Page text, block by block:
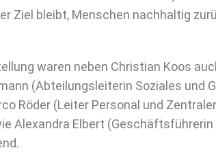
Ziel bleibt, Menschen nachhaltig
waren neben Christian Koos
(Abteilungsleiterin Soziales und
Röder (Leiter Personal und
Alexandra Elbert (Geschäftsführerin